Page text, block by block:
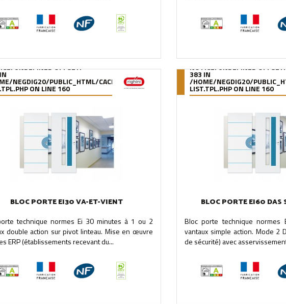
9539DE895288B34880F5912627880978280A0F6A.FILE.PRODUCT-
: UNDEFINED OFFSET:
NEGDIG20/PUBLIC_HTML/CACHE/SMARTY/COMPILE/95/39/DE/
ON LINE 160
BLOC PORTE EI30 VA-ET-VIENT
technique normes Ei 30 minutes à 1 ou 2
double action sur pivot linteau. Mise en œuvre
ERP (établissements recevant du...
NOTICE: UNDEFINED OFFSET:
383 IN
/HOME/NEGDIG20/
LIST.TPL.PHPON LINE 160
BLOC PORTE EI60 DAS
Bloc porte technique
vantaux simple action. Mode 2
de sécurité) avec